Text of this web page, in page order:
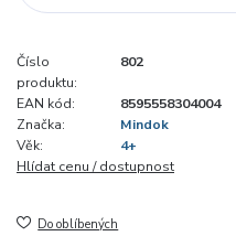
Číslo
produktu:
802
EAN kód:
8595558304004
Značka:
Mindok
Věk:
4+
Hlídat cenu / dostupnost
Do oblíbených